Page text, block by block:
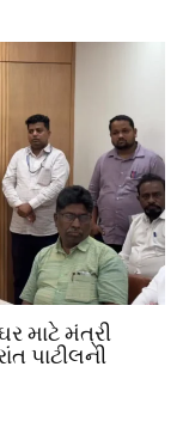
માટે મંત્રી
પાટીલની